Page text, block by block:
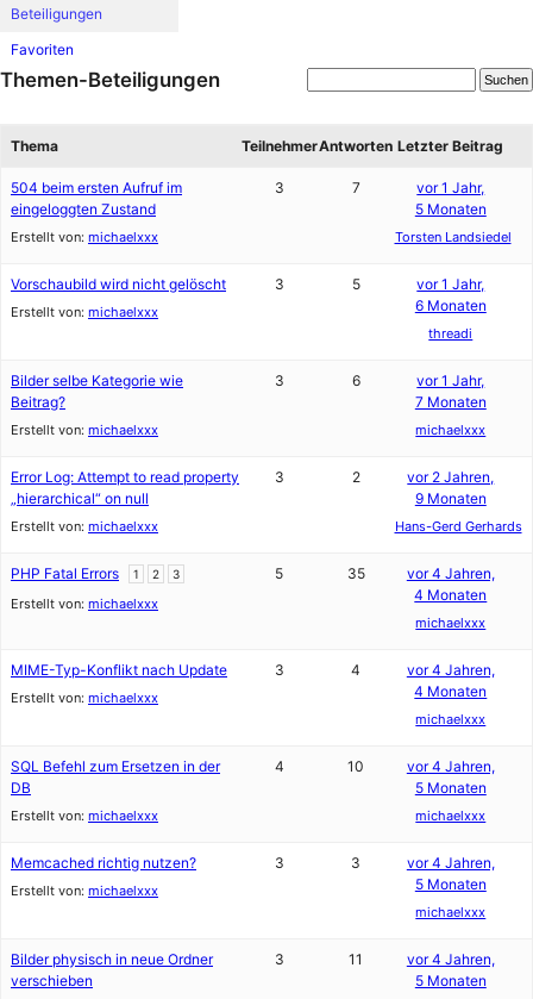
Beteiligungen
Favoriten
Themen-Beteiligungen
Thema TeilnehmerAntworten Letzter Beitrag
504 beim ersten Aufruf im
eingeloggten Zustand
Erstellt von: michaelxxx
3 7
vor 1 Jahr,
5 Monaten
Torsten Landsiedel
Vorschaubild wird nicht gelöscht
Erstellt von: michaelxxx
3 5
vor 1 Jahr,
6 Monaten
threadi
Bilder selbe Kategorie wie
Beitrag?
Erstellt von: michaelxxx
3 6
vor 1 Jahr,
7 Monaten
michaelxxx
Error Log: Attempt to read property
„hierarchical“ on null
Erstellt von: michaelxxx
3 2
vor 2 Jahren,
9 Monaten
Hans-Gerd Gerhards
PHP Fatal Errors 1 2 3
Erstellt von: michaelxxx
5 35
vor 4 Jahren,
4 Monaten
michaelxxx
MIME-Typ-Konflikt nach Update
Erstellt von: michaelxxx
3 4
vor 4 Jahren,
4 Monaten
michaelxxx
SQL Befehl zum Ersetzen in der
DB
Erstellt von: michaelxxx
4 10
vor 4 Jahren,
5 Monaten
michaelxxx
Memcached richtig nutzen?
Erstellt von: michaelxxx
3 3
vor 4 Jahren,
5 Monaten
michaelxxx
Bilder physisch in neue Ordner
verschieben
3 11
vor 4 Jahren,
5 Monaten